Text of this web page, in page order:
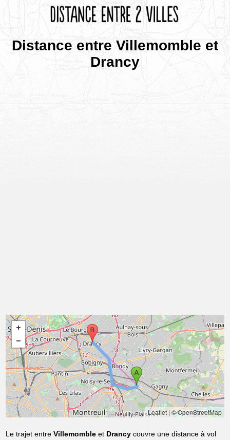
Distance entre Villemomble et
Drancy
Leaflet|© OpenStreetMap
Le trajet entreVillemomble et Drancy couvre une distance à vol